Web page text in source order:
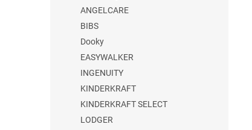
ANGELCARE
BIBS
Dooky
EASYWALKER
INGENUITY
KINDERKRAFT
KINDERKRAFT SELECT
LODGER